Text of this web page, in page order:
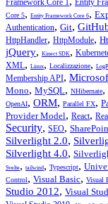
Framework Core 1 Entity
Core 5, Entity Framework Core 6,
Authentication, Git,
HttpHandler, HttpModule,
jQuery, Kinect SDK,
XML, Linux, Localizzazione,
Membership API,
Mono, MySQL, NHibernate,
OpenAI, ORM, Parallel FX,
Provider Model, React,
Security, SEO,
Silverlight 2.0,
Silverlight 4.0,
Svelte, tailwind, Typescript,
Control, Visual Basic, Visual
Studio 2012, Visual